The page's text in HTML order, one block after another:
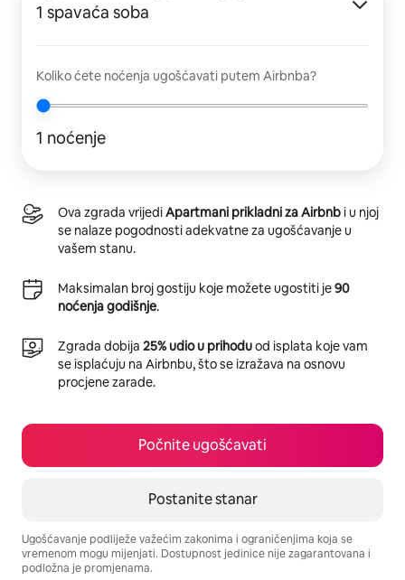
1 spavaća soba
Koliko ćete noćenja ugošćavati putem Airbnba?
1 noćenje
Ova zgrada vrijediApartmani prikladni za Airbnb i u njoj
se nalaze pogodnosti adekvatne za ugošćavanje u
vašem stanu.
Maksimalan broj gostiju koje možete ugostiti je90
noćenja godišnje.
Zgrada dobija 25% udio u prihoduod isplata koje vam
se isplaćuju na Airbnbu, što se izražava na osnovu
procjene zarade.
Počnite ugošćavati
Postanite stanar
Ugošćavanje podliježe važećim zakonima i ograničenjima koja se
vremenom mogu mijenjati. Dostupnost jedinice nije zagarantovana i
podložna je promjenama.